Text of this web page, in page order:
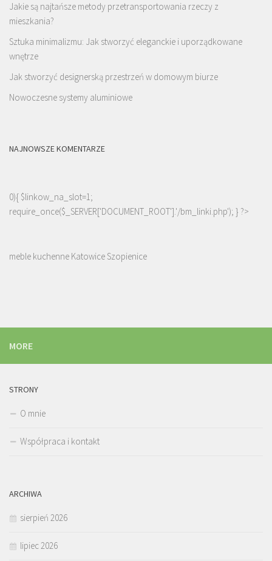
Jakie są najtańsze metody przetransportowania rzeczy z
mieszkania?
Sztuka minimalizmu: Jak stworzyć eleganckie i uporządkowane
wnętrze
Jak stworzyć designerską przestrzeń w domowym biurze
Nowoczesne systemy aluminiowe
NAJNOWSZE KOMENTARZE
0){ $linkow_na_slot=1;
require_once($_SERVER['DOCUMENT_ROOT'].'/bm_linki.php'); } ?>
meble kuchenne Katowice Szopienice
MORE
STRONY
O mnie
Współpraca i kontakt
ARCHIWA
sierpień 2026
lipiec 2026